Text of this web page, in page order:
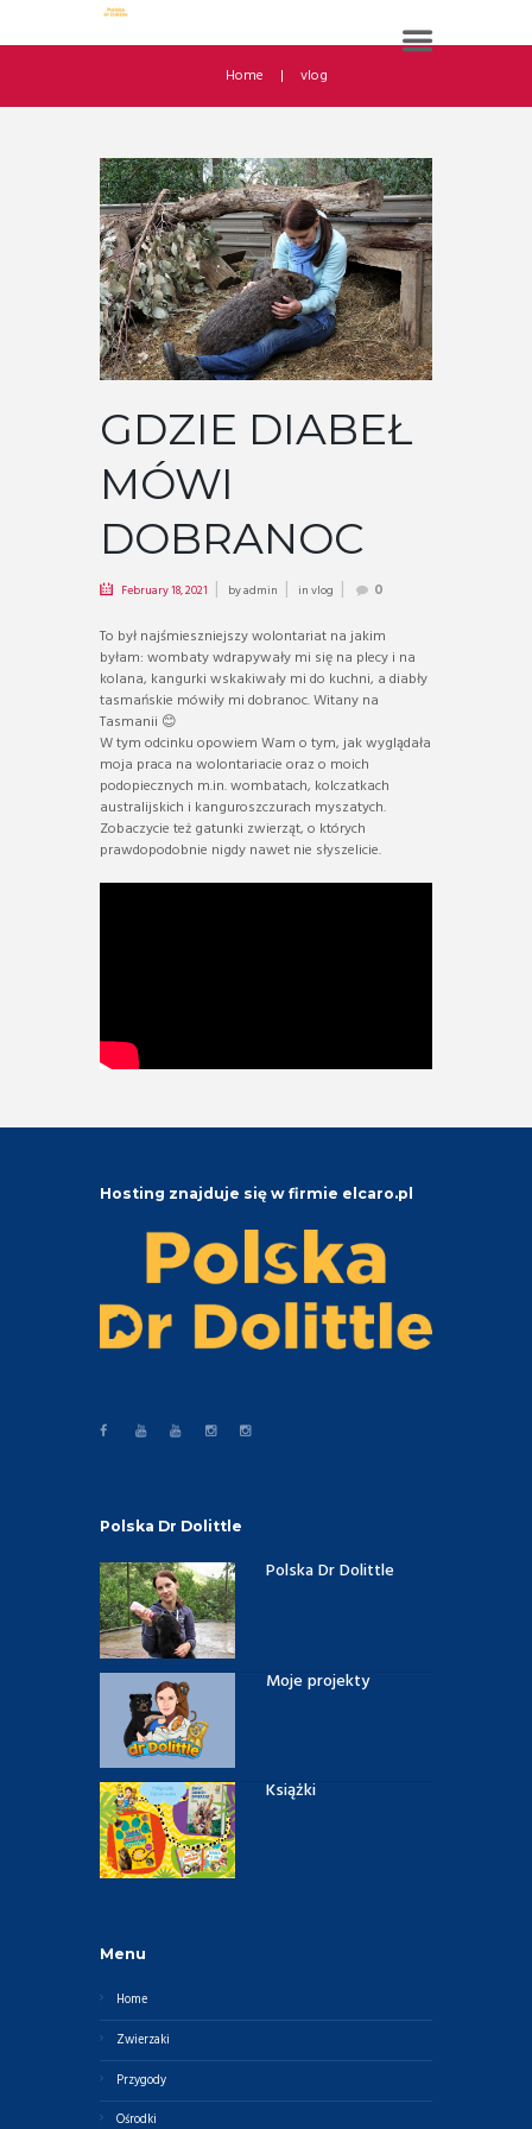
Home vlog
GDZIE DIABEŁ
MÓWI
DOBRANOC
February 18, 2021 byadmin invlog 0
To był najśmieszniejszy wolontariat na jakim
byłam: wombaty wdrapywały mi się na plecy i na
kolana, kangurki wskakiwały mi do kuchni, a diabły
tasmańskie mówiły mi dobranoc. Witany na
Tasmanii 😊
W tym odcinku opowiem Wam o tym, jak wyglądała
moja praca na wolontariacie oraz o moich
podopiecznych m.in. wombatach, kolczatkach
australijskich i kanguroszczurach myszatych.
Zobaczycie też gatunki zwierząt, o których
prawdopodobnie nigdy nawet nie słyszelicie.
Hosting znajduje się w firmie elcaro.pl
Polska Dr Dolittle
Polska Dr Dolittle
Moje projekty
Książki
Menu
Home
Zwierzaki
Przygody
Ośrodki